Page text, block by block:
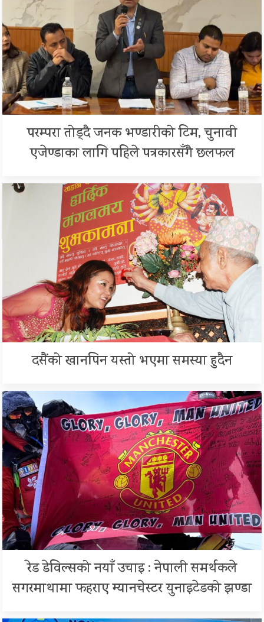
परम्परा तोड्दै जनक भण्डारीको टिम, चुनावी
एजेण्डाका लागि पहिले पत्रकारसँगै छलफल
दसैंको खानपिन यस्तो भएमा समस्या हुदैन
रेड डेविल्सको नयाँ उचाइ : नेपाली समर्थकले
सगरमाथामा फहराए म्यानचेस्टर युनाइटेडको झण्डा